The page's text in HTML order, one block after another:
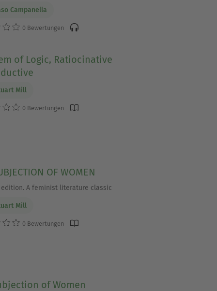
Campanella
0 Bewertungen
of Logic, Ratiocinative
Mill
0 Bewertungen
OF WOMEN
edition. A feminist literature classic
Mill
0 Bewertungen
of Women